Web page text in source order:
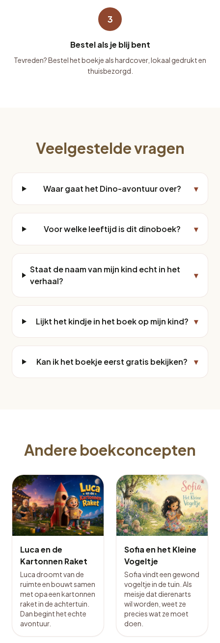
3
Bestel als je blij bent
Tevreden? Bestel het boekje als hardcover, lokaal gedrukt en
thuisbezorgd.
Veelgestelde vragen
Waar gaat het Dino-avontuur over? ▾
Voor welke leeftijd is dit dinoboek? ▾
Staat de naam van mijn kind echt in het
verhaal?
▾
Lijkt het kindje in het boek op mijn kind? ▾
Kan ik het boekje eerst gratis bekijken? ▾
Andere boekconcepten
Luca en de
Kartonnen Raket
Luca droomt van de
ruimte en bouwt samen
met opa een kartonnen
raket in de achtertuin.
Dan begint het echte
avontuur.
Sofia en het Kleine
Vogeltje
Sofia vindt een gewond
vogeltje in de tuin. Als
meisje dat dierenarts
wil worden, weet ze
precies wat ze moet
doen.